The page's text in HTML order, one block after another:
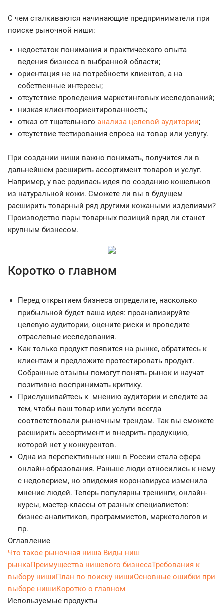
С чем сталкиваются начинающие предприниматели при
поиске рыночной ниши:
недостаток понимания и практического опыта
ведения бизнеса в выбранной области;
ориентация не на потребности клиентов, а на
собственные интересы;
отсутствие проведения маркетинговых исследований;
низкая клиентоориентированность;
отказ от тщательного анализа целевой аудитории;
отсутствие тестирования спроса на товар или услугу.
При создании ниши важно понимать, получится ли в
дальнейшем расширить ассортимент товаров и услуг.
Например, у вас родилась идея по созданию кошельков
из натуральной кожи. Сможете ли вы в будущем
расширить товарный ряд другими кожаными изделиями?
Производство пары товарных позиций вряд ли станет
крупным бизнесом.
Коротко о главном
Перед открытием бизнеса определите, насколько
прибыльной будет ваша идея: проанализируйте
целевую аудитории, оцените риски и проведите
отраслевые исследования.
Как только продукт появится на рынке, обратитесь к
клиентам и предложите протестировать продукт.
Собранные отзывы помогут понять рынок и научат
позитивно воспринимать критику.
Прислушивайтесь к мнению аудитории и следите за
тем, чтобы ваш товар или услуги всегда
соответствовали рыночным трендам. Так вы сможете
расширить ассортимент и внедрить продукцию,
которой нет у конкурентов.
Одна из перспективных ниш в России стала сфера
онлайн-образования. Раньше люди относились к нему
с недоверием, но эпидемия коронавируса изменила
мнение людей. Теперь популярны тренинги, онлайн-
курсы, мастер-классы от разных специалистов:
бизнес-аналитиков, программистов, маркетологов и
пр.
Оглавление
Что такое рыночная ниша Виды ниш
рынкаПреимущества нишевого бизнесаТребования к
выбору нишиПлан по поиску нишиОсновные ошибки при
выборе нишиКоротко о главном
Используемые продукты